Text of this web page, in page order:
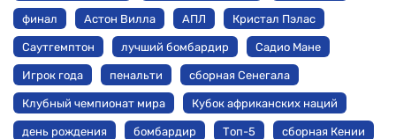
финал Астон Вилла АПЛ Кристал Пэлас
Саутгемптон лучший бомбардир Садио Мане
Игрок года пенальти сборная Сенегала
Клубный чемпионат мира Кубок африканских наций
день рождения бомбардир Топ-5 сборная Кении